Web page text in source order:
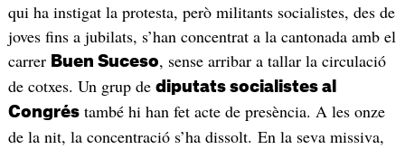
qui ha instigat la protesta, però militants socialistes, des de
joves fins a jubilats, s’han concentrat a la cantonada amb el
carrer Buen Suceso, sense arribar a tallar la circulació
de cotxes. Un grup de diputats socialistes al
Congréstambé hi han fet acte de presència. A les onze
de la nit, la concentració s’ha dissolt. En la seva missiva,